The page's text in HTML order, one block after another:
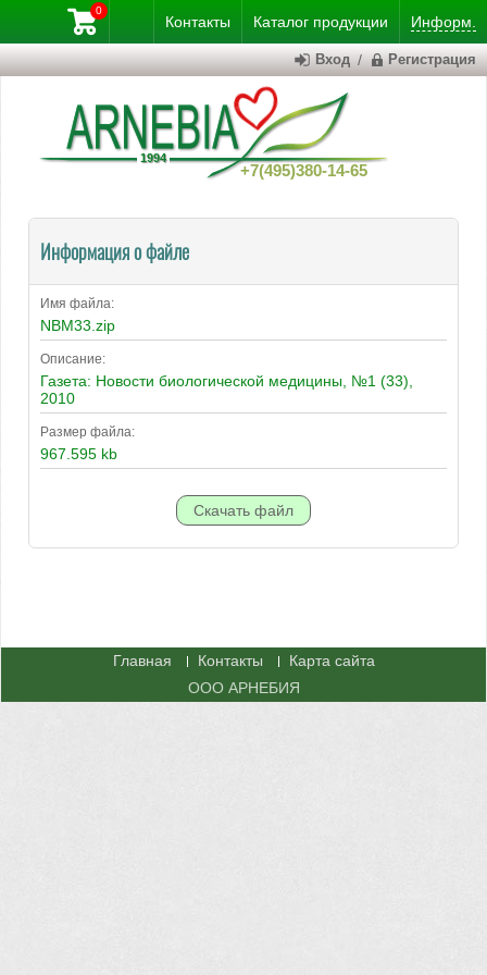
Контакты Каталог продукции Информ.
+7(495)380-14-65
0
Вход / Регистрация
Информация о файле
Имя файла:
NBM33.zip
Описание:
Газета: Новости биологической медицины, №1 (33),
2010
Размер файла:
967.595 kb
Главная Контакты
Карта сайта
ООО АРНЕБИЯ